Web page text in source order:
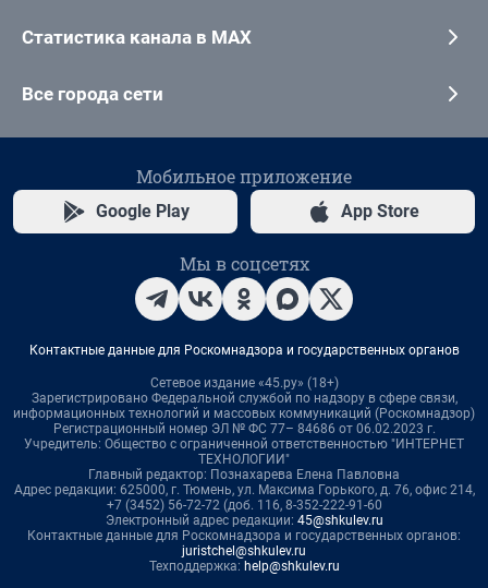
Статистика канала в MAX
Все города сети
Мобильное приложение
Google Play App Store
Мы в соцсетях
Контактные данные для Роскомнадзора и государственных органов
Сетевое издание «45.ру» (18+)
Зарегистрировано Федеральной службой по надзору в сфере связи,
информационных технологий и массовых коммуникаций (Роскомнадзор)
Регистрационный номер ЭЛ № ФС 77– 84686 от 06.02.2023 г.
Учредитель: Общество с ограниченной ответственностью "ИНТЕРНЕТ
ТЕХНОЛОГИИ"
Главный редактор: Познахарева Елена Павловна
Адрес редакции: 625000, г. Тюмень, ул. Максима Горького, д. 76, офис 214,
+7 (3452) 56-72-72 (доб. 116, 8-352-222-91-60
Электронный адрес редакции: 45@shkulev.ru
Контактные данные для Роскомнадзора и государственных органов:
juristchel@shkulev.ru
Техподдержка: help@shkulev.ru